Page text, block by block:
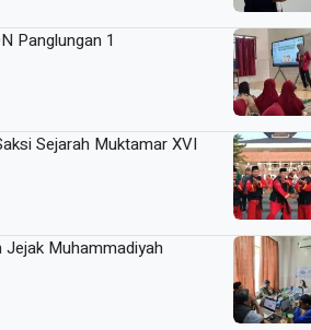
Panglungan 1
Sejarah Muktamar XVI
Jejak Muhammadiyah